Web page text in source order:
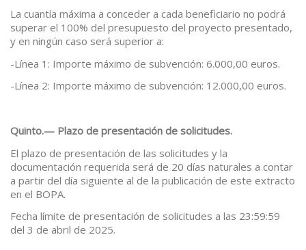
La cuantía máxima a conceder a cada beneficiario no podrá
superar el 100% del presupuesto del proyecto presentado,
y en ningún caso será superior a:
-Línea 1: Importe máximo de subvención: 6.000,00 euros.
-Línea 2: Importe máximo de subvención: 12.000,00 euros.
Quinto.— Plazo de presentación de solicitudes.
El plazo de presentación de las solicitudes y la
documentación requerida será de 20 días naturales a contar
a partir del día siguiente al de la publicación de este extracto
en el BOPA.
Fecha límite de presentación de solicitudes a las 23:59:59
del 3 de abril de 2025.